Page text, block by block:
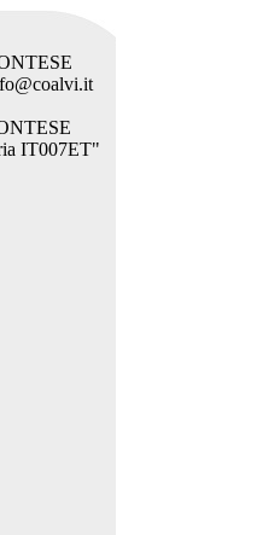
IT007ET"